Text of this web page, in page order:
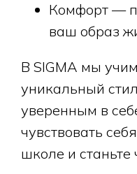
Комфорт —
ваш образ
В SIGMA мы
уникальный
уверенным в
чувствовать
школе и